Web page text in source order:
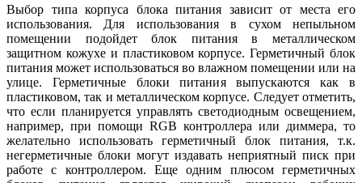
Выбор типа корпуса блока питания зависит от места его
использования. Для использования в сухом непыльном
помещении подойдет блок питания в металлическом
защитном кожухе и пластиковом корпусе. Герметичный блок
питания может использоваться во влажном помещении или на
улице. Герметичные блоки питания выпускаются как в
пластиковом, так и металлическом корпусе. Следует отметить,
что если планируется управлять светодиодным освещением,
например, при помощи RGB контроллера или диммера, то
желательно использовать герметичный блок питания, т.к.
негерметичные блоки могут издавать неприятный писк при
работе с контроллером. Еще одним плюсом герметичных